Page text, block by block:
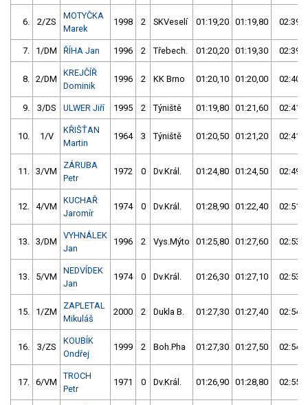
6. 2/ZS
MOTYČKA
Marek
1998 2 SKVeselí 01:19,20 01:19,80
7. 1/DM ŘÍHA Jan 1996 2 Třebech. 01:20,20 01:19,30
8. 2/DM
KREJČÍŘ
Dominik
1996 2 KK Brno 01:20,10 01:20,00
9. 3/DS ULWER Jiří 1995 2 Týniště 01:19,80 01:21,60
10. 1/V
KŘIŠŤAN
Martin
1964 3 Týniště 01:20,50 01:21,20
11. 3/VM
ZÁRUBA
Petr
1972 0 Dv.Král. 01:24,80 01:24,50
12. 4/VM
KUCHAŘ
Jaromír
1974 0 Dv.Král. 01:28,90 01:22,40
13. 3/DM
VYHNÁLEK
Jan
1996 2 Vys.Mýto 01:25,80 01:27,60
13. 5/VM
NEDVÍDEK
Jan
1974 0 Dv.Král. 01:26,30 01:27,10
15. 1/ZM
ZAPLETAL
Mikuláš
2000 2 Dukla B. 01:27,30 01:27,40
16. 3/ZS
KOUBÍK
Ondřej
1999 2 Boh.Pha 01:27,30 01:27,50
17. 6/VM
TROCH
Petr
1971 0 Dv.Král. 01:26,90 01:28,80